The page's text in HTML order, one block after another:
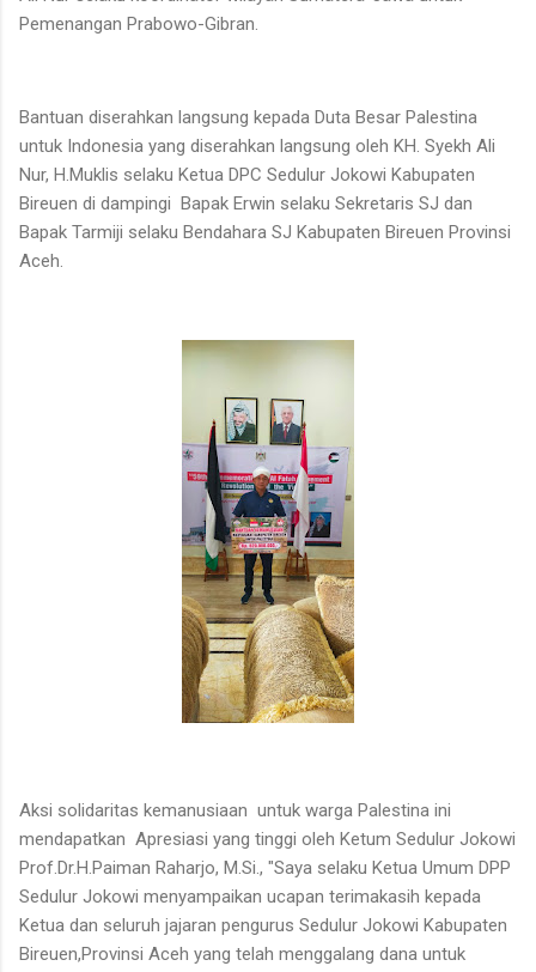
Pemenangan Prabowo-Gibran.
Bantuan diserahkan langsung kepada Duta Besar Palestina
untuk Indonesia yang diserahkan langsung oleh KH. Syekh Ali
Nur, H.Muklis selaku Ketua DPC Sedulur Jokowi Kabupaten
Bireuen di dampingi Bapak Erwin selaku Sekretaris SJ dan
Bapak Tarmiji selaku Bendahara SJ Kabupaten Bireuen Provinsi
Aceh.
Aksi solidaritas kemanusiaan untuk warga Palestina ini
mendapatkan Apresiasi yang tinggi oleh Ketum Sedulur Jokowi
Prof.Dr.H.Paiman Raharjo, M.Si., "Saya selaku Ketua Umum DPP
Sedulur Jokowi menyampaikan ucapan terimakasih kepada
Ketua dan seluruh jajaran pengurus Sedulur Jokowi Kabupaten
Bireuen,Provinsi Aceh yang telah menggalang dana untuk